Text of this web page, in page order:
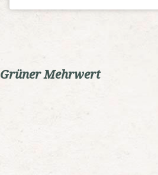
Grüner Mehrwert